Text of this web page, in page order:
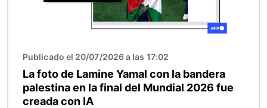
Publicado el 20/07/2026 a las 17:02
La foto de Lamine Yamal con la bandera
palestina en la final del Mundial 2026 fue
creada con IA